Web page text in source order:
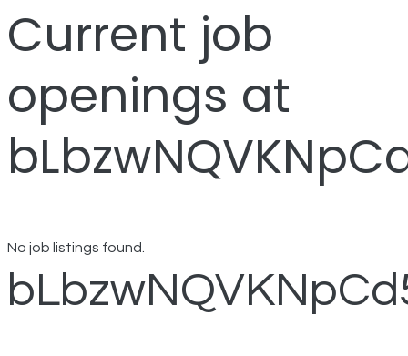
Current job
openings at
No job listings found.